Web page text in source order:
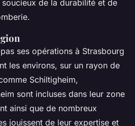
de la durabilité et de
ses opérations à Strasbourg
les environs, sur un rayon de
Schiltigheim,
sont incluses dans leur zone
ainsi que de nombreux
jouissent de leur expertise et